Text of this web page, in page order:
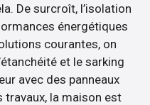
De surcroît, l’isolation
énergétiques
courantes, on
et le sarking
avec des panneaux
travaux, la maison est